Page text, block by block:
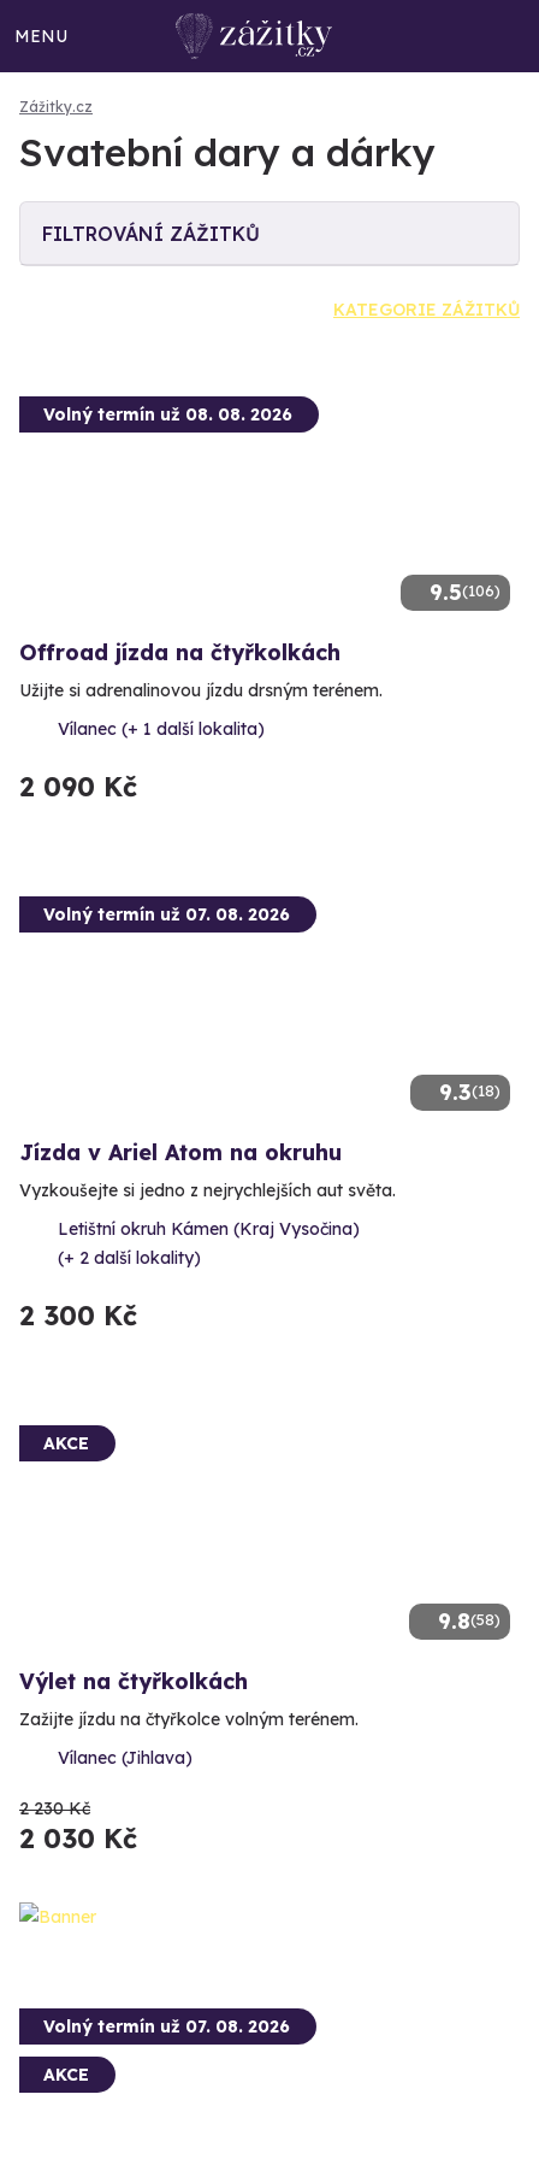
MENU
Zážitky.cz
Svatební dary a dárky
FILTROVÁNÍ ZÁŽITKŮ
KATEGORIE ZÁŽITKŮ
9.5(106)
Volný termín už 08. 08. 2026
Offroad jízda na čtyřkolkách
Užijte si adrenalinovou jízdu drsným terénem.
Vílanec (+ 1 další lokalita)
2 090 Kč
9.3(18)
Volný termín už 07. 08. 2026
Jízda v Ariel Atom na okruhu
Vyzkoušejte si jedno z nejrychlejších aut světa.
Letištní okruh Kámen (Kraj Vysočina)
(+ 2 další lokality)
2 300 Kč
9.8(58)
AKCE
Výlet na čtyřkolkách
Zažijte jízdu na čtyřkolce volným terénem.
Vílanec (Jihlava)
2 230 Kč
2 030 Kč
Volný termín už 07. 08. 2026
AKCE